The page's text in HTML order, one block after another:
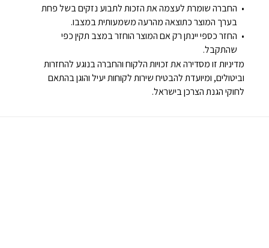
החברה שומרת לעצמה את הזכות לתבוע נזקים בשל פחת
בערך המוצר כתוצאה מהרעה משמעותית במצבו.
החזר כספי יינתן רק אם המוצר הוחזר במצב תקין כפי
שהתקבל.
מדיניות זו מסדירה את זכויות הלקוח והחברה בנוגע להחזרות
וביטולים, ומיועדת להבטיח שירות לקוחות יעיל והוגן בהתאם
לחוקי הגנת הצרכן בישראל.